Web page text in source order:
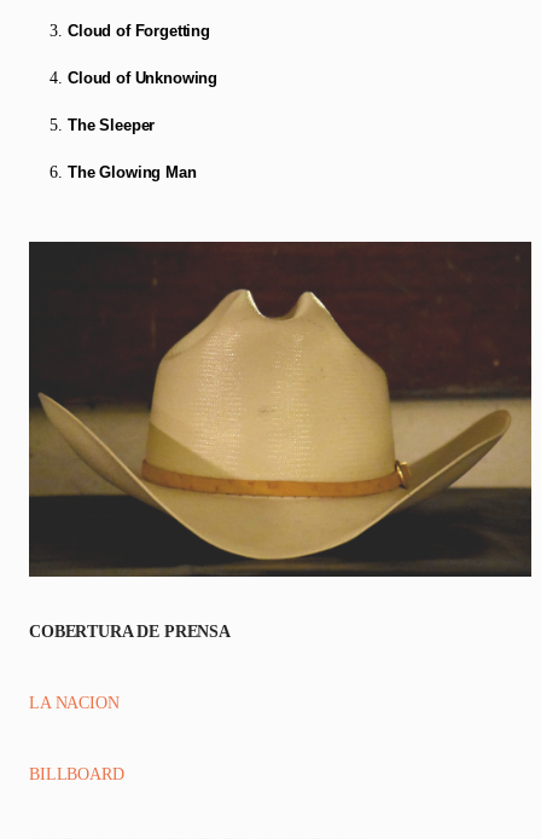
Cloud of Forgetting
Cloud of Unknowing
The Sleeper
The Glowing Man
COBERTURA DE PRENSA
LA NACION
BILLBOARD